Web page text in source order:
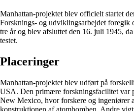
Manhattan-projektet blev officielt startet
Forsknings- og udviklingsarbejdet foregik
tre år og blev afsluttet den 16. juli 1945,
testet.
Placeringer
Manhattan-projektet blev udført på
USA. Den primære forskningsfacilitet var
New Mexico, hvor forskere og ingeniører